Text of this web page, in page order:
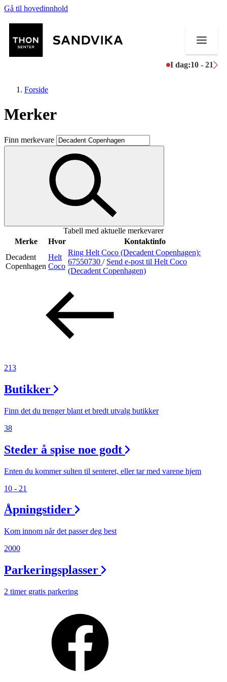
Gå til hovedinnhold
I dag:10 - 21
Butikker
Mat og drikke
Aktiviteter
Merker
Inspirasjon
Praktisk informasjon
Ledige stillinger
Min Shopping-app
Forside
Merker
Finn merkevare
Tabell med aktuelle merkevarer
Merke
Hvor
Kontaktinfo
Decadent
Copenhagen
Helt
Coco
Ring Helt Coco (Decadent Copenhagen):
67550730 / Send e-post til Helt Coco
(Decadent Copenhagen)
213
Butikker
Finn det du trenger blant et bredt utvalg butikker
38
Steder å spise noe godt
Enten du kommer sulten til senteret, eller tar med varene hjem
10 - 21
Åpningstider
Kom innom når det passer deg best
2000
Parkeringsplasser
2 timer gratis parkering